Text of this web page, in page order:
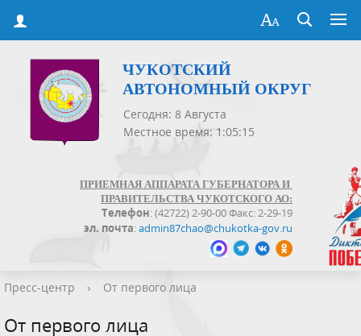
ЧУКОТСКИЙ
АВТОНОМНЫЙ ОКРУГ
Сегодня: 8 Августа
Местное время: 1:05:16
ПРИЕМНАЯ АППАРАТА ГУБЕРНАТОРА И
ПРАВИТЕЛЬСТВА ЧУКОТСКОГО АО:
Телефон: (42722) 2-90-00 Факс: 2-29-19
эл. почта:admin87chao@chukotka-gov.ru
Пресс-центр › От первого лица
От первого лица